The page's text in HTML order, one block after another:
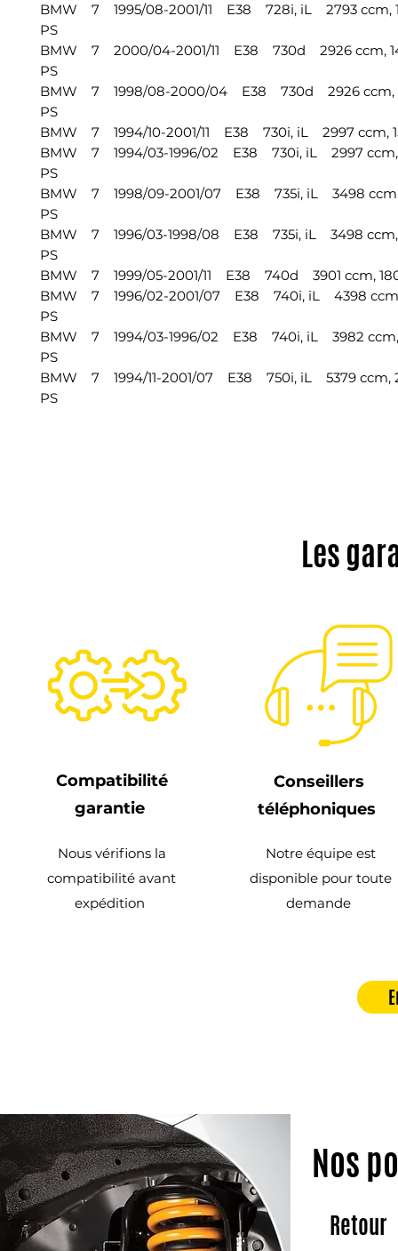
BMW 7 1995/08-2001/11 E38 728i, iL 2793 ccm,
PS
BMW 7 2000/04-2001/11 E38 730d 2926 ccm,
PS
BMW 7 1998/08-2000/04 E38 730d 2926 ccm,
PS
BMW 7 1994/10-2001/11 E38 730i, iL 2997 ccm,
BMW 7 1994/03-1996/02 E38 730i, iL 2997 ccm,
PS
BMW 7 1998/09-2001/07 E38 735i, iL 3498 ccm,
PS
BMW 7 1996/03-1998/08 E38 735i, iL 3498 ccm,
PS
BMW 7 1999/05-2001/11 E38 740d 3901 ccm, 180
BMW 7 1996/02-2001/07 E38 740i, iL 4398 ccm,
PS
BMW 7 1994/03-1996/02 E38 740i, iL 3982 ccm,
PS
BMW 7 1994/11-2001/07 E38 750i, iL 5379 ccm,
PS
Les
Compatibilité
garantie
Nous vérifions la
compatibilité avant
expédition
Conseillers
téléphoniques
Notre équipe est
disponible pour toute
demande
Nos
Retour